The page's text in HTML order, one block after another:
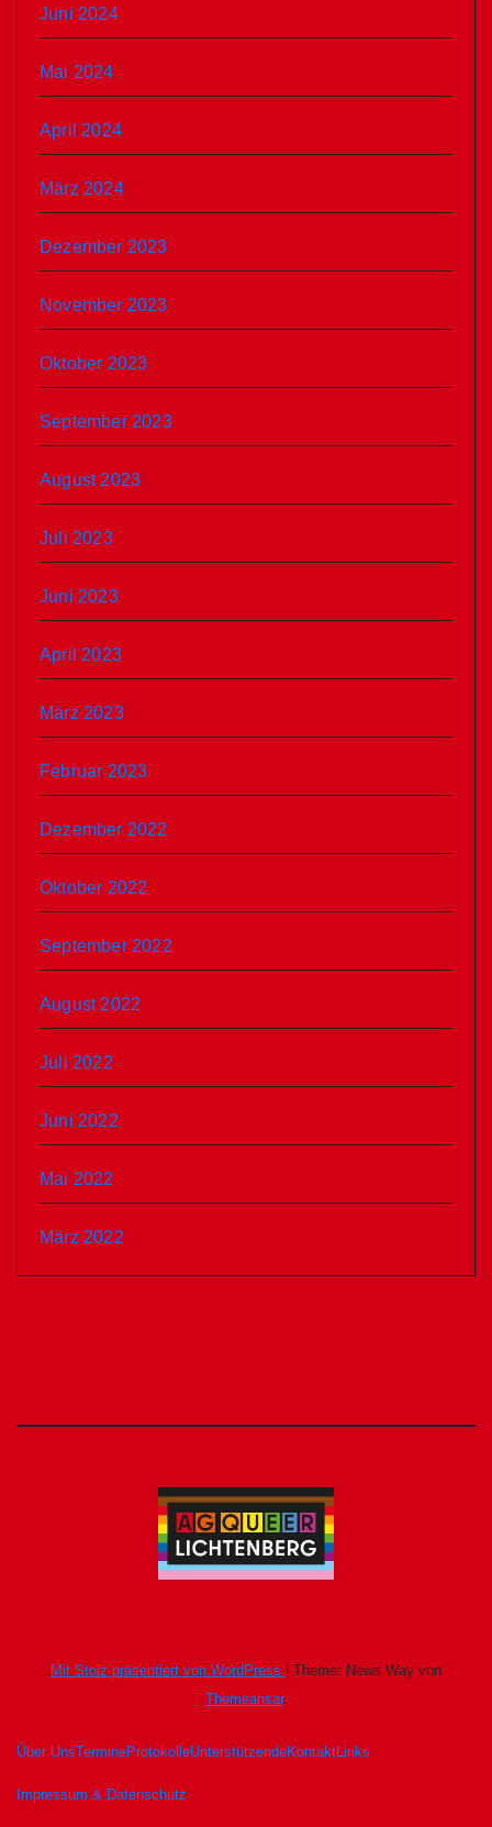
Juni 2024
Mai 2024
April 2024
März 2024
Dezember 2023
November 2023
Oktober 2023
September 2023
August 2023
Juli 2023
Juni 2023
April 2023
März 2023
Februar 2023
Dezember 2022
Oktober 2022
September 2022
August 2022
Juli 2022
Juni 2022
Mai 2022
März 2022
Mit Stolz präsentiert von WordPress | Theme: News Way von
Themeansar.
Über UnsTermineProtokolleUnterstützendeKontakt Links
Impressum & Datenschutz